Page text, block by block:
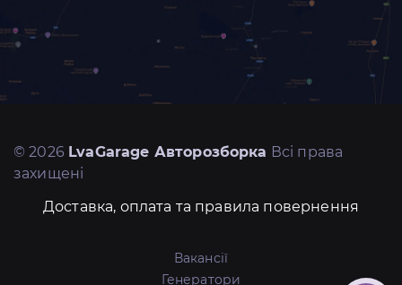
© 2026 LvaGarage Авторозборка Всі права
захищені
Доставка, оплата та правила повернення
Вакансії
Генератори